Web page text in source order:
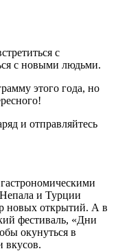
с
с новыми людьми.
этого года, но
и отправляйтесь
и Турции
новых открытий. А в
фестиваль, «Дни
окунуться в
вкусов.